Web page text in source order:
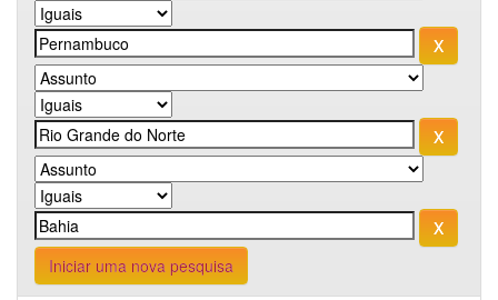
Iniciar uma nova pesquisa